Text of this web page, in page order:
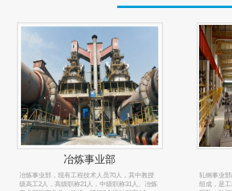
70人，其中教授
职称31人。冶炼
轧钢事业部由原轧钢室、工业炉室和机械制造室
组成，是工程技术有限公司一支实力最强的设计